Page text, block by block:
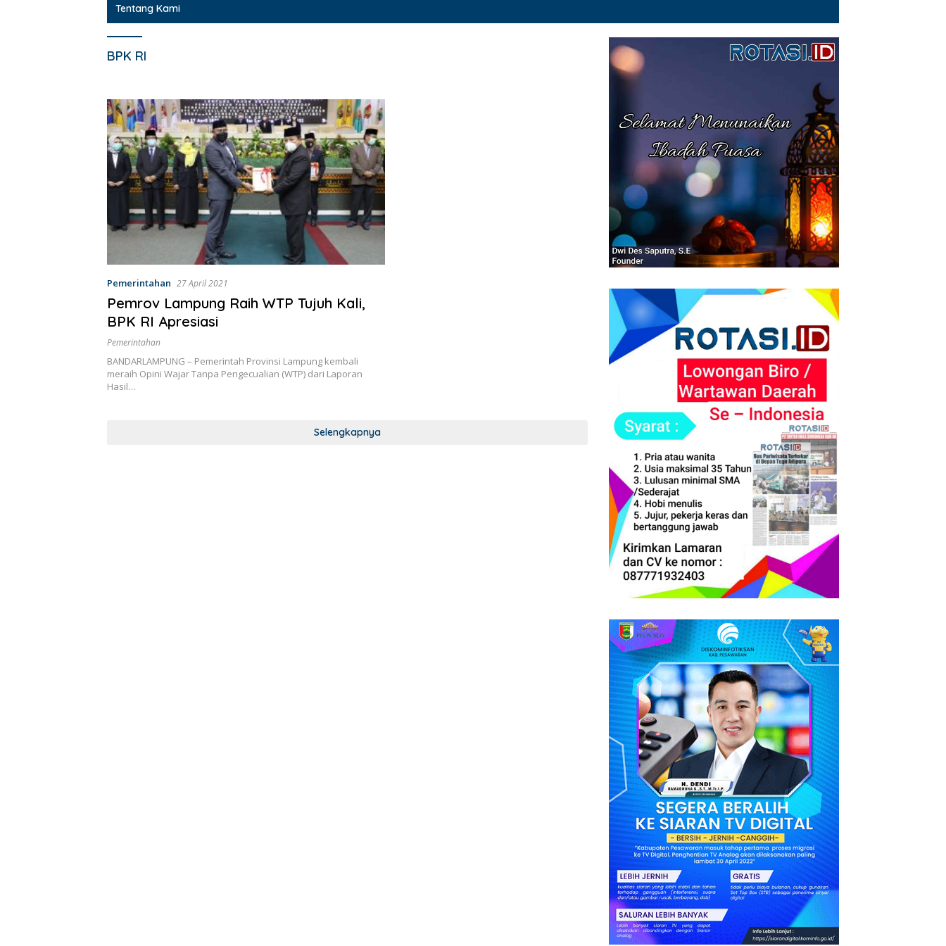
Tentang Kami
BPK RI
Pemerintahan 27 April 2021
Pemrov Lampung Raih WTP Tujuh Kali,
BPK RI Apresiasi
Pemerintahan
BANDARLAMPUNG – Pemerintah Provinsi Lampung kembali
meraih Opini Wajar Tanpa Pengecualian (WTP) dari Laporan
Hasil…
Selengkapnya